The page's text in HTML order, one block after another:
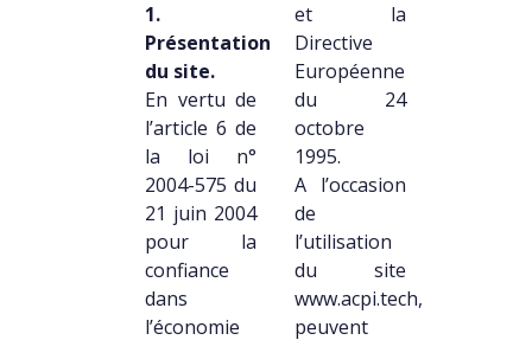
1.
Présentation
du site.
En vertu de
l’article 6 de
la loi n°
2004-575 du
21 juin 2004
pour la
confiance
dans
l’économie
et la
Directive
Européenne
du 24
octobre
1995.
A l’occasion
de
l’utilisation
du site
www.acpi.tech,
peuvent